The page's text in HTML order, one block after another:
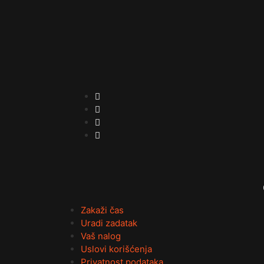
Zakaži čas
Uradi zadatak
Vaš nalog
Uslovi korišćenja